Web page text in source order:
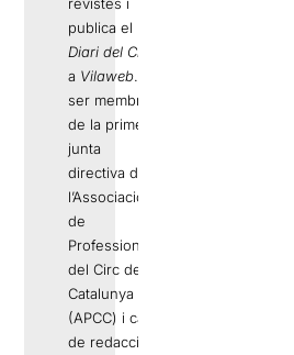
publica el
Diari del Circ
a Vilaweb. Va
ser membre
de la primera
junta
directiva de
l’Associació
de
Professionals
del Circ de
Catalunya
(APCC) i cap
de redacció